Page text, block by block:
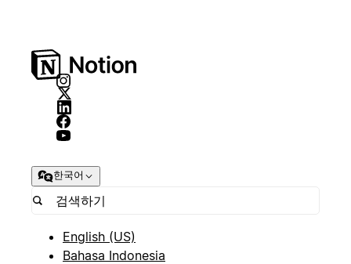
한국어
English (US)
Bahasa Indonesia